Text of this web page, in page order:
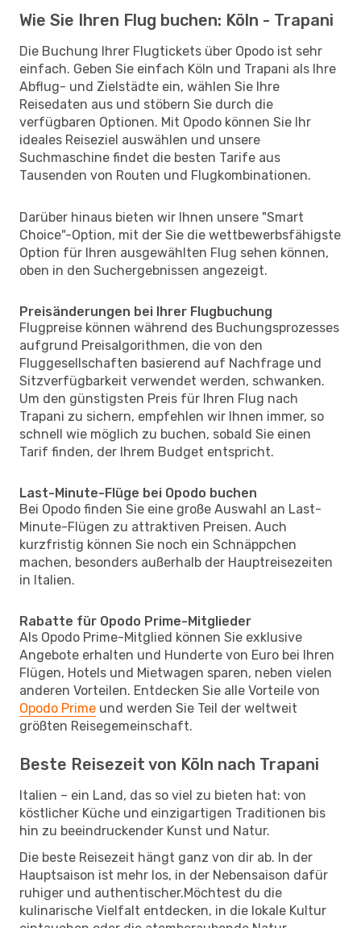
Wie Sie Ihren Flug buchen: Köln - Trapani
Die Buchung Ihrer Flugtickets über Opodo ist sehr
einfach. Geben Sie einfach Köln und Trapani als Ihre
Abflug- und Zielstädte ein, wählen Sie Ihre
Reisedaten aus und stöbern Sie durch die
verfügbaren Optionen. Mit Opodo können Sie Ihr
ideales Reiseziel auswählen und unsere
Suchmaschine findet die besten Tarife aus
Tausenden von Routen und Flugkombinationen.
Darüber hinaus bieten wir Ihnen unsere "Smart
Choice"-Option, mit der Sie die wettbewerbsfähigste
Option für Ihren ausgewählten Flug sehen können,
oben in den Suchergebnissen angezeigt.
Preisänderungen bei Ihrer Flugbuchung
Flugpreise können während des Buchungsprozesses
aufgrund Preisalgorithmen, die von den
Fluggesellschaften basierend auf Nachfrage und
Sitzverfügbarkeit verwendet werden, schwanken.
Um den günstigsten Preis für Ihren Flug nach
Trapani zu sichern, empfehlen wir Ihnen immer, so
schnell wie möglich zu buchen, sobald Sie einen
Tarif finden, der Ihrem Budget entspricht.
Last-Minute-Flüge bei Opodo buchen
Bei Opodo finden Sie eine große Auswahl an Last-
Minute-Flügen zu attraktiven Preisen. Auch
kurzfristig können Sie noch ein Schnäppchen
machen, besonders außerhalb der Hauptreisezeiten
in Italien.
Rabatte für Opodo Prime-Mitglieder
Als Opodo Prime-Mitglied können Sie exklusive
Angebote erhalten und Hunderte von Euro bei Ihren
Flügen, Hotels und Mietwagen sparen, neben vielen
anderen Vorteilen. Entdecken Sie alle Vorteile von
Opodo Prime und werden Sie Teil der weltweit
größten Reisegemeinschaft.
Beste Reisezeit von Köln nach Trapani
Italien – ein Land, das so viel zu bieten hat: von
köstlicher Küche und einzigartigen Traditionen bis
hin zu beeindruckender Kunst und Natur.
Die beste Reisezeit hängt ganz von dir ab. In der
Hauptsaison ist mehr los, in der Nebensaison dafür
ruhiger und authentischer.Möchtest du die
kulinarische Vielfalt entdecken, in die lokale Kultur